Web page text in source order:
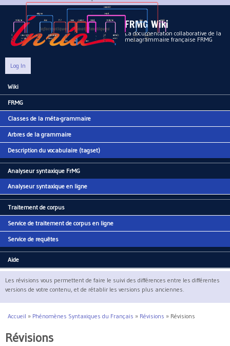
Aller au contenu principal
FRMG Wiki
La documentation collaborative de la
metagrammaire française FRMG
Log In
Main menu
Wiki
FRMG
Classes de la méta-grammaire
Arbres de la grammaire
Description du vocabulaire (tagset)
Analyseur syntaxique FrMG
Analyseur syntaxique en ligne
Traitement de corpus
Service de traitement de corpus en ligne
Service de requêtes
Aide
Les révisions vous permettent de faire le suivi des différences entre les différentes
versions de votre contenu, et de rétablir les versions plus anciennes.
Vous êtes ici
Accueil » Phénomènes Syntaxiques du Français » Révisions » Révisions
Révisions